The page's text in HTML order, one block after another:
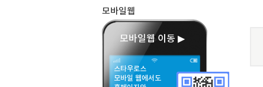
모바일웹
모바일웹 이동 ▶
스타우로스
모바일 웹에서도